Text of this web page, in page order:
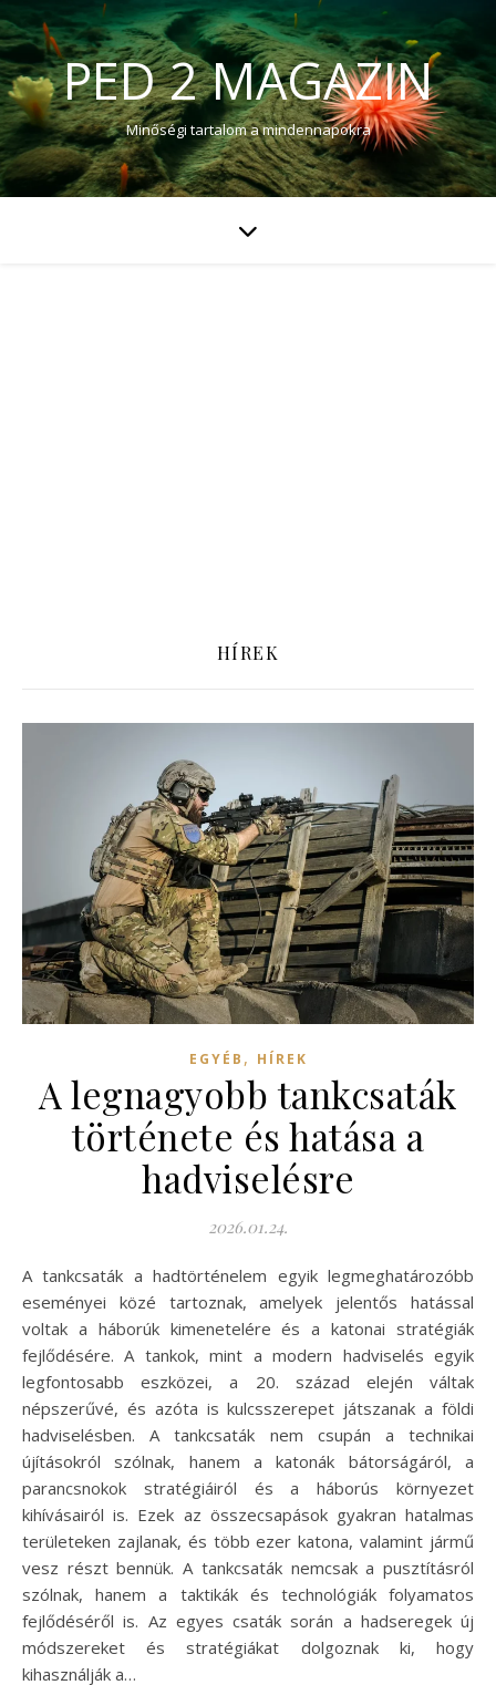
PED 2 MAGAZIN
Minőségi tartalom a mindennapokra
HÍREK
EGYÉB , HÍREK
A legnagyobb tankcsaták
története és hatása a
hadviselésre
2026.01.24.
A tankcsaták a hadtörténelem egyik legmeghatározóbb
eseményei közé tartoznak, amelyek jelentős hatással
voltak a háborúk kimenetelére és a katonai stratégiák
fejlődésére. A tankok, mint a modern hadviselés egyik
legfontosabb eszközei, a 20. század elején váltak
népszerűvé, és azóta is kulcsszerepet játszanak a földi
hadviselésben. A tankcsaták nem csupán a technikai
újításokról szólnak, hanem a katonák bátorságáról, a
parancsnokok stratégiáiról és a háborús környezet
kihívásairól is. Ezek az összecsapások gyakran hatalmas
területeken zajlanak, és több ezer katona, valamint jármű
vesz részt bennük. A tankcsaták nemcsak a pusztításról
szólnak, hanem a taktikák és technológiák folyamatos
fejlődéséről is. Az egyes csaták során a hadseregek új
módszereket és stratégiákat dolgoznak ki, hogy
kihasználják a…